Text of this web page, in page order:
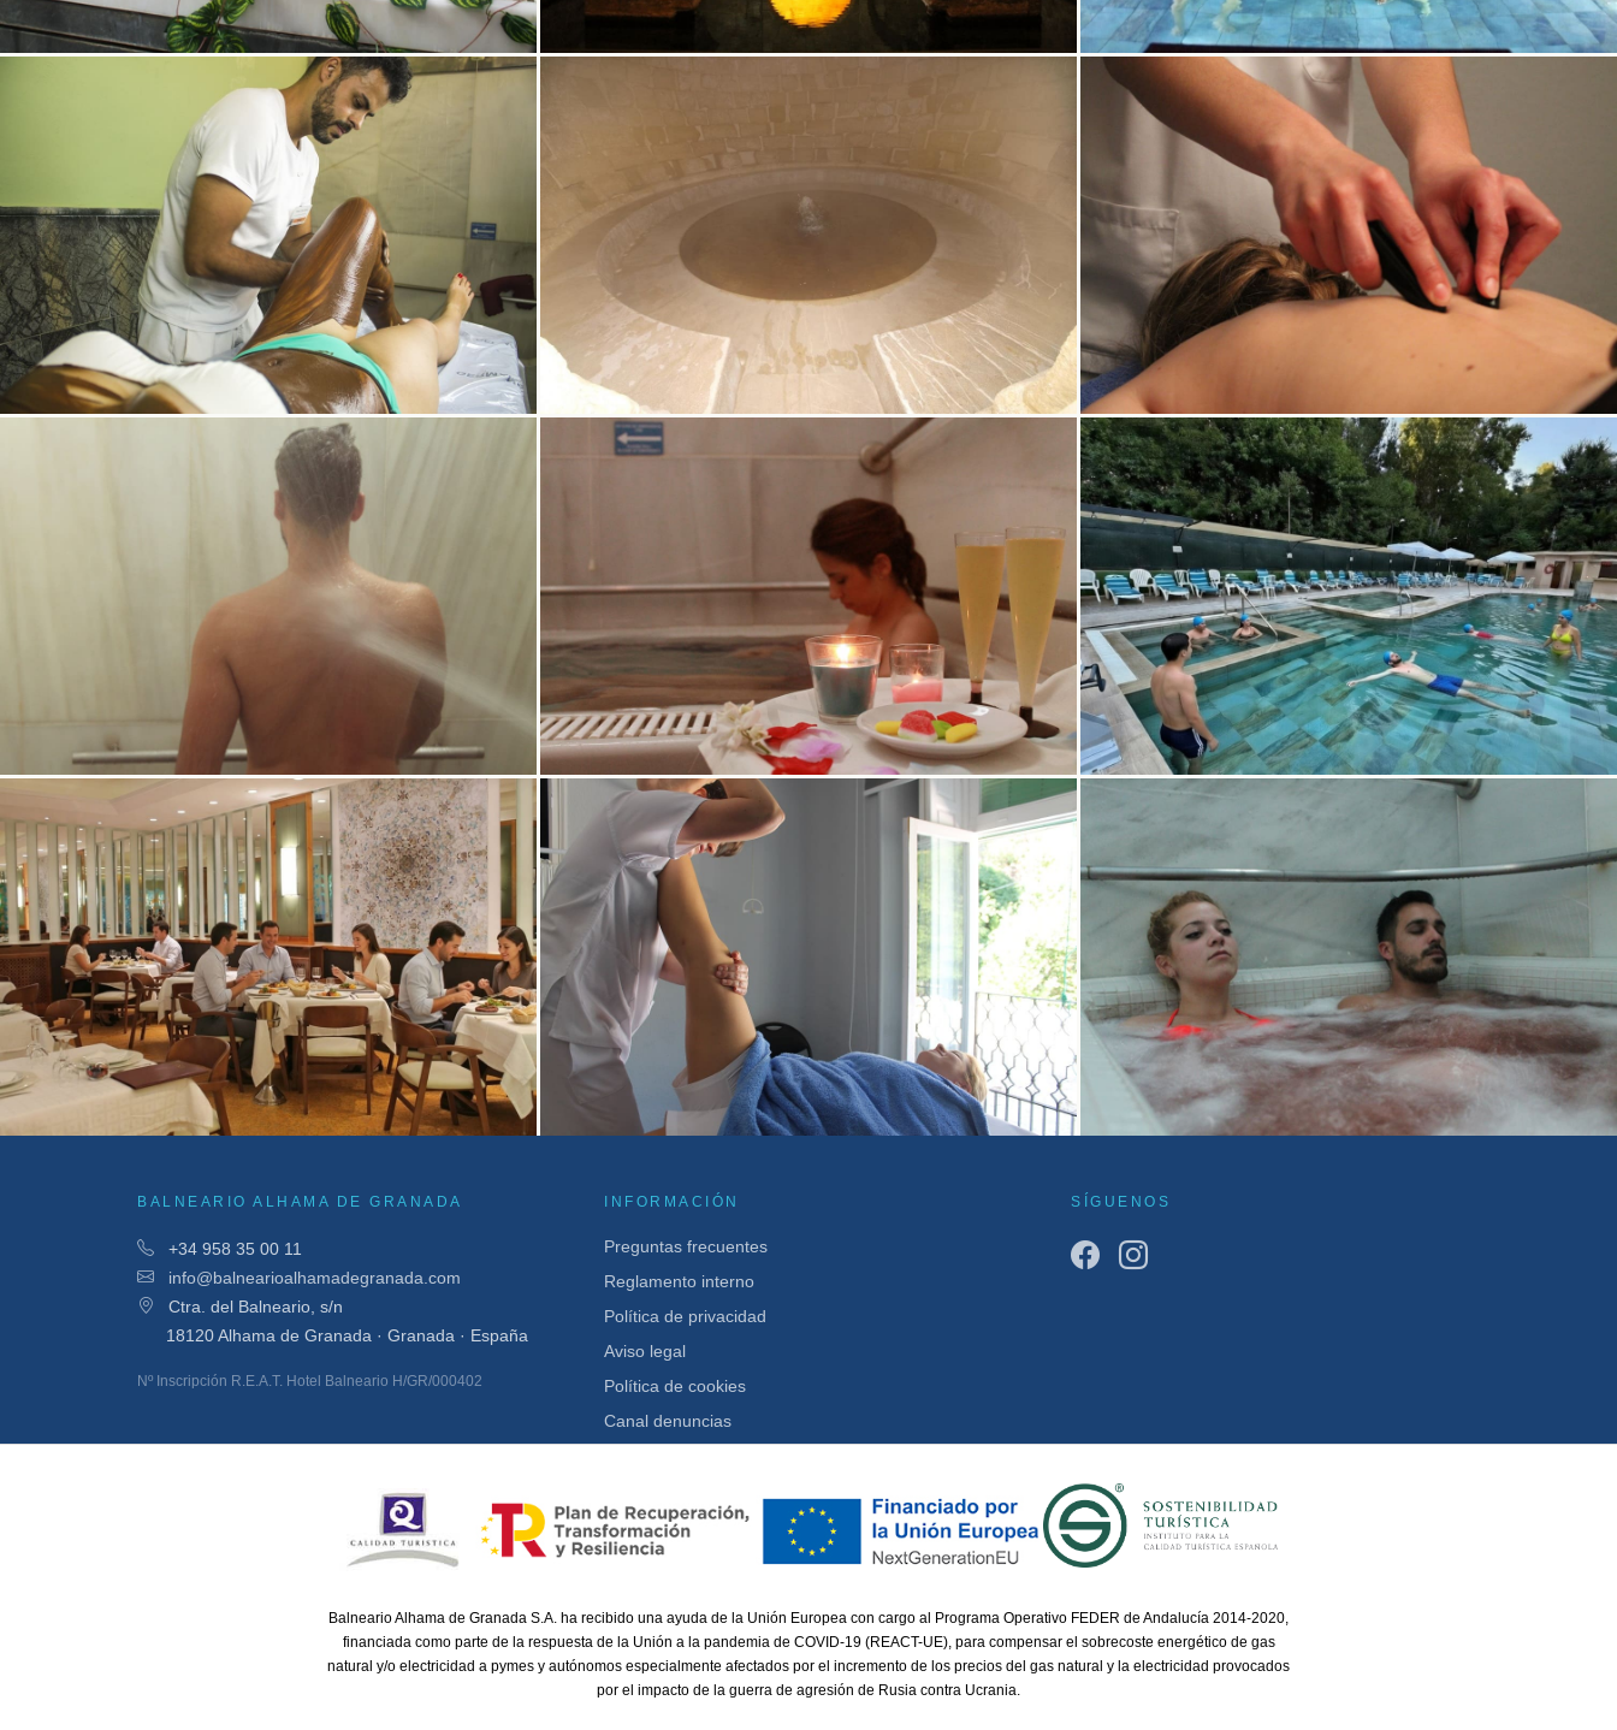
BALNEARIO ALHAMA DE GRANADA
+34 958 35 00 11
info@balnearioalhamadegranada.com
Ctra. del Balneario, s/n
18120 Alhama de Granada · Granada · España
Nº Inscripción R.E.A.T. Hotel Balneario H/GR/000402
INFORMACIÓN
Preguntas frecuentes
Reglamento interno
Política de privacidad
Aviso legal
Política de cookies
Canal denuncias
SÍGUENOS
Balneario Alhama de Granada S.A. ha recibido una ayuda de la Unión Europea con cargo al Programa Operativo FEDER de Andalucía 2014-2020,
financiada como parte de la respuesta de la Unión a la pandemia de COVID-19 (REACT-UE), para compensar el sobrecoste energético de gas
natural y/o electricidad a pymes y autónomos especialmente afectados por el incremento de los precios del gas natural y la electricidad provocados
por el impacto de la guerra de agresión de Rusia contra Ucrania.